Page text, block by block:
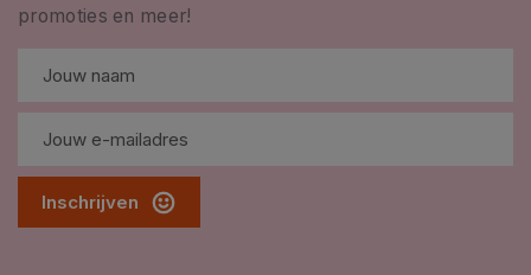
promoties en meer!
Inschrijven